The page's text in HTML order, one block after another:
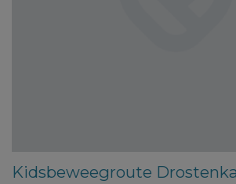
Kidsbeweegroute